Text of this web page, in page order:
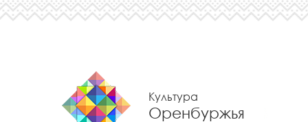
Культура
Оренбуржья